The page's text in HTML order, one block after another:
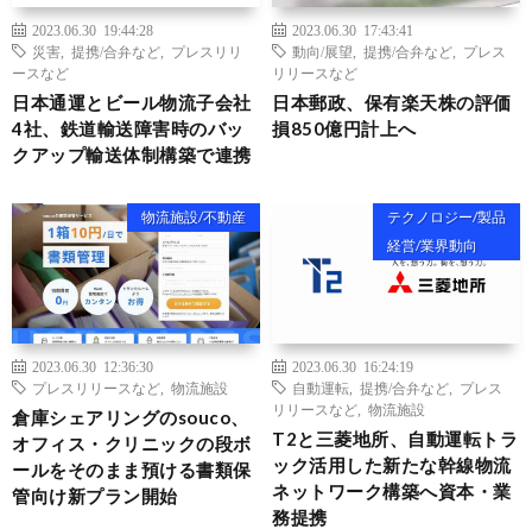
2023.06.30 19:44:28
災害
提携/合弁など
プレスリリ
ースなど
日本通運とビール物流子会社
4社、鉄道輸送障害時のバッ
クアップ輸送体制構築で連携
2023.06.30 17:43:41
動向/展望
提携/合弁など
プレス
リリースなど
日本郵政、保有楽天株の評価
損850億円計上へ
物流施設/不動産
2023.06.30 12:36:30
プレスリリースなど
物流施設
倉庫シェアリングのsouco、
オフィス・クリニックの段ボ
ールをそのまま預ける書類保
管向け新プラン開始
テクノロジー/製品
経営/業界動向
2023.06.30 16:24:19
自動運転
提携/合弁など
プレス
リリースなど
物流施設
T2と三菱地所、自動運転トラ
ック活用した新たな幹線物流
ネットワーク構築へ資本・業
務提携